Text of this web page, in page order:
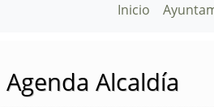
Inicio
Agenda Alcaldía